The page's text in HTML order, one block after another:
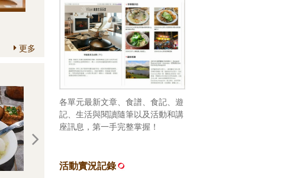
回應期待？關於，《台灣米其林指南 2026》
更多
各單元最新文章、食譜、食記、遊
記、生活與閱讀隨筆以及活動和講
座訊息，第一手完整掌握！
活動實況記錄